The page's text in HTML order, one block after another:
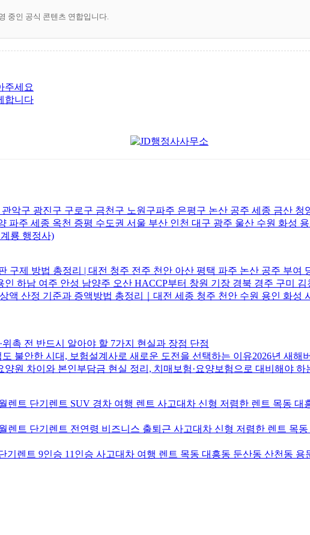
중인 공식 콘텐츠 연합입니다.
주세요
합니다
악구 광진구 구로구 금천구 노원구파주 은평구 논산 공주 세종 금산 청
파주 세종 옥천 증평 수도권 서울 부산 인천 대구 광주 울산 수원 화성
룡 행정사)
구제 방법 총정리 | 대전 청주 전주 천안 아산 평택 파주 논산 공주 부여
하남 여주 안성 남양주 오산 HACCP부터 창원 기장 경북 경주 구미
액 산정 기준과 증액방법 총정리｜대전 세종 청주 천안 수원 용인 화성
촉 전 반드시 알아야 할 7가지 현실과 장점 단점
불안한 시대, 보험설계사로 새로운 도전을 선택하는 이유2026년 새해
양원 차이와 본인부담금 현실 정리, 치매보험·요양보험으로 대비해야
렌트 단기렌트 SUV 경차 여행 렌트 사고대차 신형 저렴한 렌트 목동
렌트 단기렌트 전연령 비즈니스 출퇴근 사고대차 신형 저렴한 렌트 목
기렌트 9인승 11인승 사고대차 여행 렌트 목동 대흥동 둔산동 산천동